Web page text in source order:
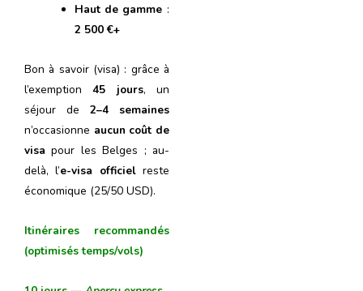
Haut de gamme :
2 500 €+
Bon à savoir (visa) : grâce à
l’exemption45 jours, un
séjour de 2–4 semaines
n’occasionne aucun coût de
visa pour les Belges ; au-
delà, l’e-visa officielreste
économique (25/50 USD).
Itinéraires recommandés
(optimisés temps/vols)